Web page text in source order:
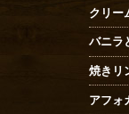
クリー
バニラ
焼きリ
アフォ